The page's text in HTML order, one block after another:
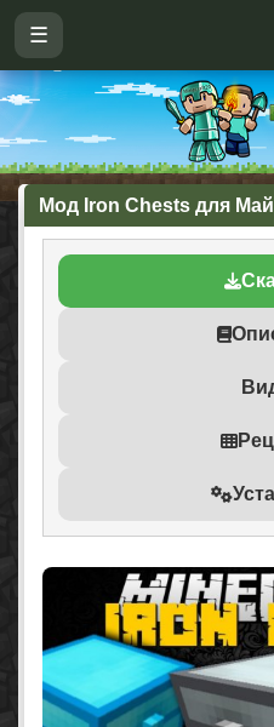
☰
Мод Iron Chests для